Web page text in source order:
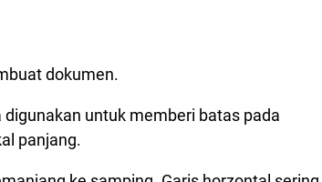
dokumen.
untuk memberi batas pada
panjang.